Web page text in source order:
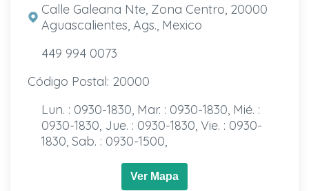
Calle Galeana Nte, Zona Centro, 20000
Aguascalientes, Ags., Mexico
449 994 0073
Código Postal: 20000
Lun. : 0930-1830, Mar. : 0930-1830, Mié. :
0930-1830, Jue. : 0930-1830, Vie. : 0930-
1830, Sab. : 0930-1500,
Ver Mapa